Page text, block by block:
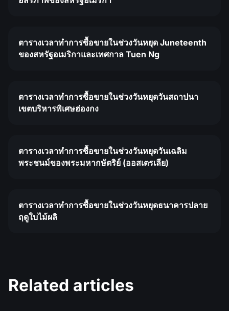
ตารางเวลาทำการซื้อขายในช่วงวันหยุด Juneteenth
ของสหรัฐอเมริกาและเทศกาล Tuen Ng
ตารางเวลาทำการซื้อขายในช่วงวันหยุดวันสถาปนา
เขตบริหารพิเศษฮ่องกง
ตารางเวลาทำการซื้อขายในช่วงวันหยุดวันเฉลิม
พระชนม์ของพระมหากษัตริย์ (ออสเตรเลีย)
ตารางเวลาทำการซื้อขายในช่วงวันหยุดธนาคารปลาย
ฤดูใบไม้ผลิ
Related articles